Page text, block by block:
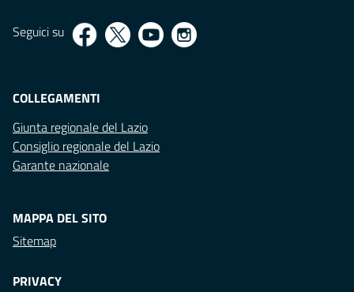
Seguici su
COLLEGAMENTI
Giunta regionale del Lazio
Consiglio regionale del Lazio
Garante nazionale
MAPPA DEL SITO
Sitemap
PRIVACY